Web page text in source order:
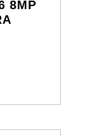
8MP